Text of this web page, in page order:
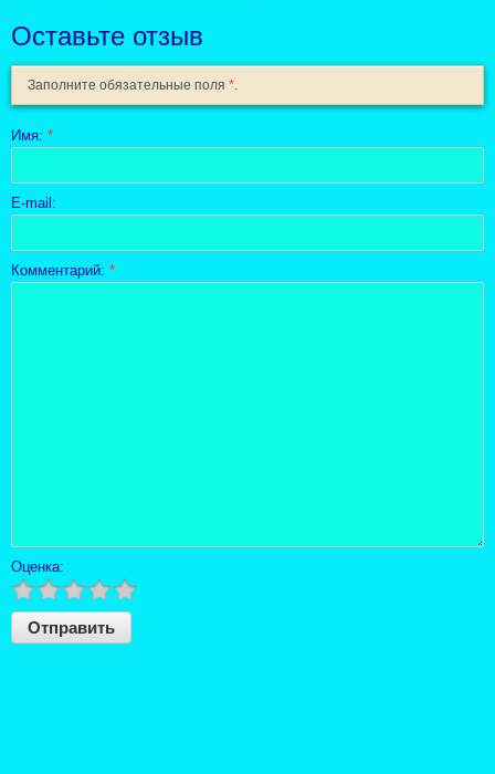
Оставьте отзыв
Заполните обязательные поля *.
Имя: *
E-mail:
Комментарий: *
Оценка: